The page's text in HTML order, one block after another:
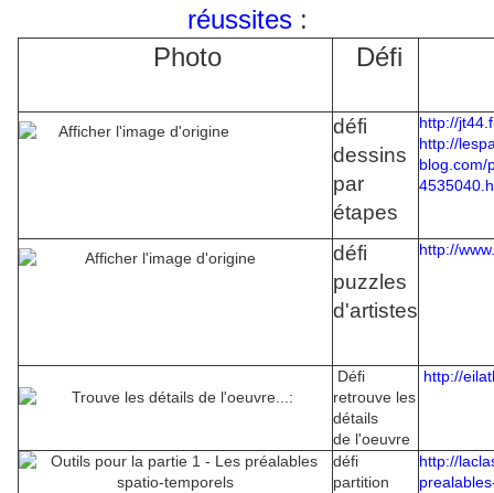
réussites:
Photo
Défi
défi
dessins
par
étapes
http://
http://
blog.com/
défi
puzzles
d'artistes
http://
Défi
retrouve les
détails
de l'oeuvre
http://
défi
partition
http://